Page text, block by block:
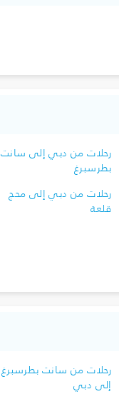
رحلات من دبي إلى سانت
بطرسبرغ
رحلات من دبي إلى محج
قلعة
رحلات من سانت بطرسبرغ
إلى دبي